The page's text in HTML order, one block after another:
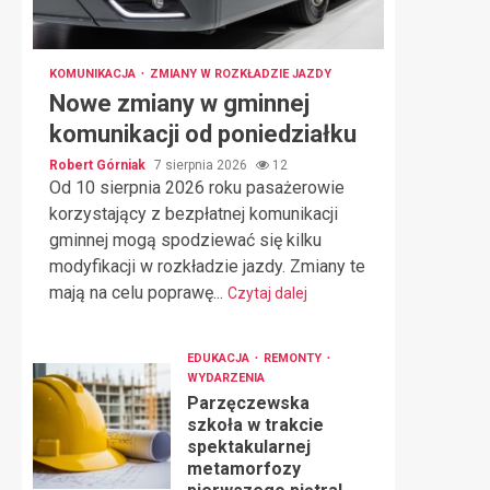
KOMUNIKACJA ZMIANY W ROZKŁADZIE JAZDY
Nowe zmiany w gminnej
komunikacji od poniedziałku
Robert Górniak 7 sierpnia 2026 12
Od 10 sierpnia 2026 roku pasażerowie
korzystający z bezpłatnej komunikacji
gminnej mogą spodziewać się kilku
modyfikacji w rozkładzie jazdy. Zmiany te
mają na celu poprawę... Czytaj dalej
EDUKACJA
REMONTY
WYDARZENIA
Parzęczewska
szkoła w trakcie
spektakularnej
metamorfozy